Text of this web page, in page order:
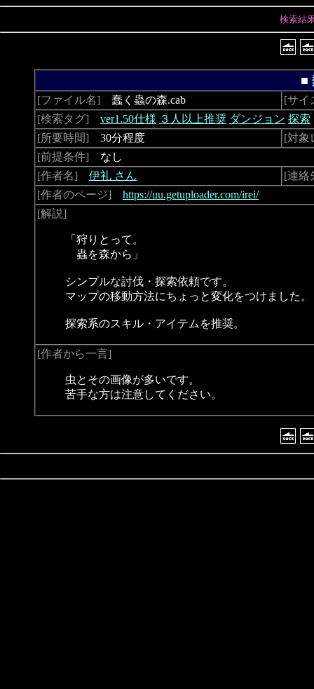
検索結
■
[ファイル名] 蠢く蟲の森.cab
[サイ
[検索タグ]
ver1.50仕様 ３人以上推奨 ダンジョン 探索
[所要時間] 30分程度
[対象
[前提条件] なし
[作者名]
伊礼 さん
[連絡
[作者のページ]
https://uu.getuploader.com/irei/
[解説]
「狩りとって。
蟲を森から」
シンプルな討伐・探索依頼です。
マップの移動方法にちょっと変化をつけました。
探索系のスキル・アイテムを推奨。
[作者から一言]
虫とその画像が多いです。
苦手な方は注意してください。